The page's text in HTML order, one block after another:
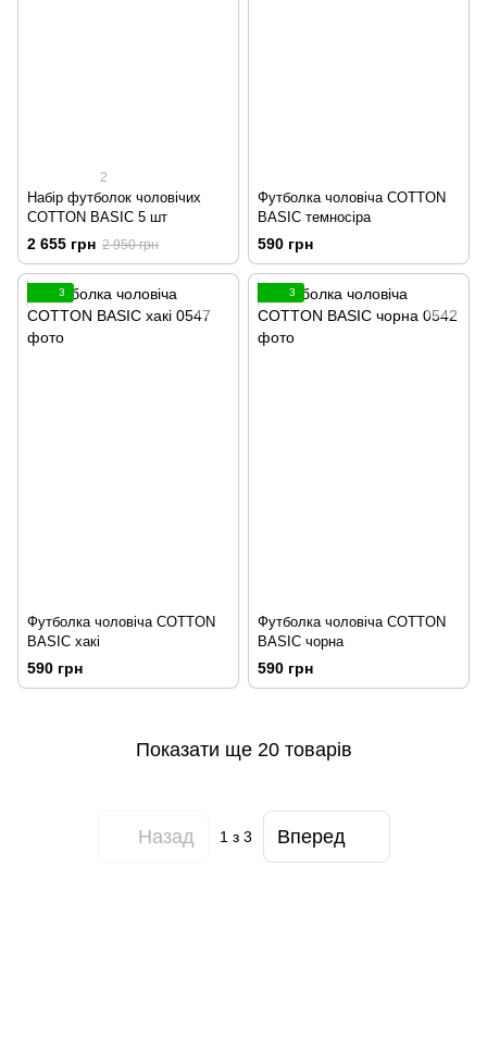
2
Набір футболок чоловічих
COTTON BASIC 5 шт
2 655 грн 2 950 грн
Футболка чоловіча COTTON
BASIC темносіра
590 грн
3
Футболка чоловіча COTTON
BASIC хакі
590 грн
3
Футболка чоловіча COTTON
BASIC чорна
590 грн
Показати ще 20 товарів
Назад 1з 3 Вперед